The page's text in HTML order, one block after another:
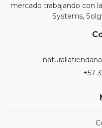
mercado trabajando con
Systems,
+57